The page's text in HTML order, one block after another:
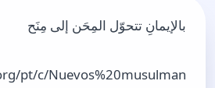
بالإيمانِ تتحوّل المِحَن إلى مِنَح
pt/c/Nuevos%20musulman